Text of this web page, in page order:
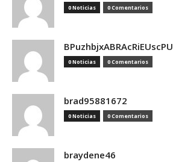
0 Noticias 0 Comentarios
BPuzhbjxABRAcRiEUscPU
0 Noticias 0 Comentarios
brad95881672
0 Noticias 0 Comentarios
braydene46